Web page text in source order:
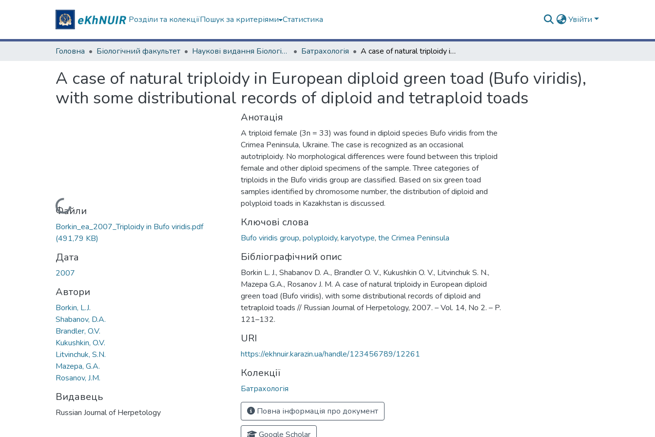
Розділи та колекціїПошук за критеріями Статистика Увійти
Головна Біологічний факультет Наукові видання Біологічний факультет Батрахологія A case of natural triploidy in European diploid green toad (Bufo viridis), with some distributional records of diploid and tetraploid toads
A case of natural triploidy in European diploid green toad (Bufo viridis),
with some distributional records of diploid and tetraploid toads
Вантажиться...
Файли
Borkin_ea_2007_Triploidy in Bufo viridis.pdf
(491,79 KB)
Дата
2007
Автори
Borkin, L.J.
Shabanov, D.A.
Brandler, O.V.
Kukushkin, O.V.
Litvinchuk, S.N.
Mazepa, G.A.
Rosanov, J.M.
Видавець
Russian Journal of Herpetology
Анотація
A triploid female (3n = 33) was found in diploid species Bufo viridis from the
Crimea Peninsula, Ukraine. The case is recognized as an occasional
autotriploidy. No morphological differences were found between this triploid
female and other diploid specimens of the sample. Three categories of
triploids in the Bufo viridis group are classified. Based on six green toad
samples identified by chromosome number, the distribution of diploid and
polyploid toads in Kazakhstan is discussed.
Ключові слова
Bufo viridis group, polyploidy, karyotype, the Crimea Peninsula
Бібліографічний опис
Borkin L. J., Shabanov D. A., Brandler O. V., Kukushkin O. V., Litvinchuk S. N.,
Mazepa G.A., Rosanov J. M. A case of natural triploidy in European diploid
green toad (Bufo viridis), with some distributional records of diploid and
tetraploid toads // Russian Journal of Herpetology, 2007. – Vol. 14, No 2. – P.
121–132.
URI
https://ekhnuir.karazin.ua/handle/123456789/12261
Колекції
Батрахологія
Повна інформація про документ
Google Scholar